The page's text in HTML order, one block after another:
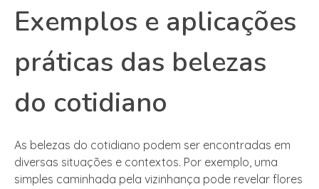
Exemplos e aplicações
práticas das belezas
do cotidiano
As belezas do cotidiano podem ser encontradas em
diversas situações e contextos. Por exemplo, uma
simples caminhada pela vizinhança pode revelar flores